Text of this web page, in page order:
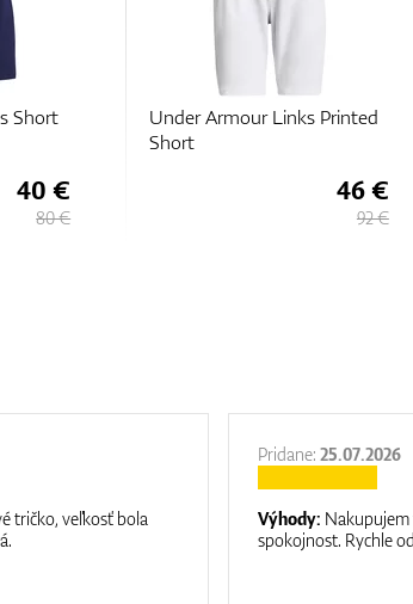
46 €
92 €
Under Armour Drive 7"
Shorts
52 €
80 €
tričko, veľkosť bola
Pridane:25.07.2026
Výhody:
spokojnost. Rychle